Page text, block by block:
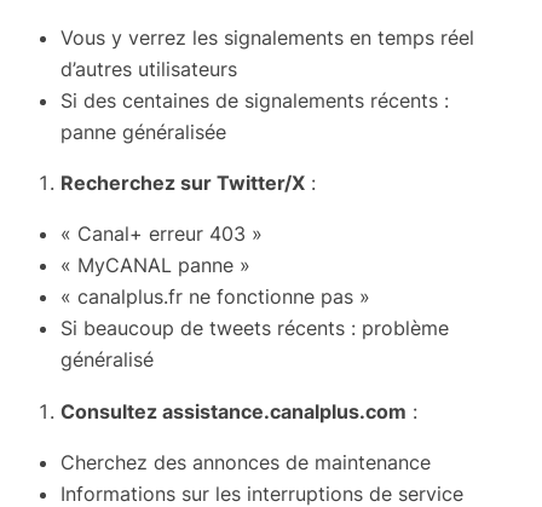
Vous y verrez les signalements en temps réel
d’autres utilisateurs
Si des centaines de signalements récents :
panne généralisée
Recherchez sur Twitter/X :
« Canal+ erreur 403 »
« MyCANAL panne »
« canalplus.fr ne fonctionne pas »
Si beaucoup de tweets récents : problème
généralisé
Consultez assistance.canalplus.com :
Cherchez des annonces de maintenance
Informations sur les interruptions de service